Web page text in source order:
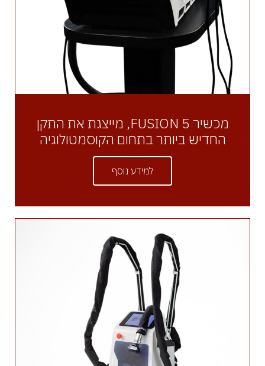
מכשיר FUSION 5, מייצגת את התקן
החדיש ביותר בתחום הקוסמטולוגיה
למידע נוסף